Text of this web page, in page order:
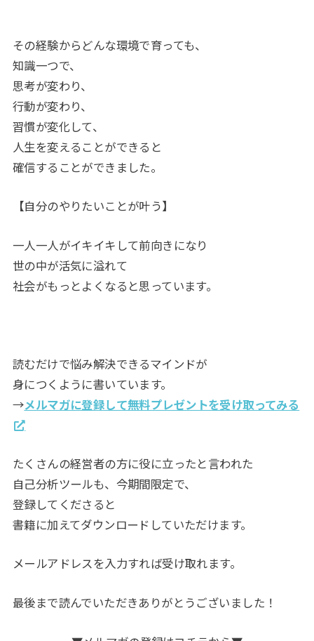
その経験からどんな環境で育っても、
知識一つで、
思考が変わり、
行動が変わり、
習慣が変化して、
人生を変えることができると
確信することができました。
【自分のやりたいことが叶う】
一人一人がイキイキして前向きになり
世の中が活気に溢れて
社会がもっとよくなると思っています。
読むだけで悩み解決できるマインドが
身につくように書いています。
→メルマガに登録して無料プレゼントを受け取ってみる
たくさんの経営者の方に役に立ったと言われた
自己分析ツールも、今期間限定で、
登録してくださると
書籍に加えてダウンロードしていただけます。
メールアドレスを入力すれば受け取れます。
最後まで読んでいただきありがとうございました！